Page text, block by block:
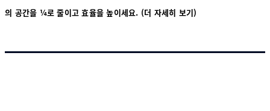
의 공간을 ¼로 줄이고 효율을 높이세요. (더 자세히 보기)